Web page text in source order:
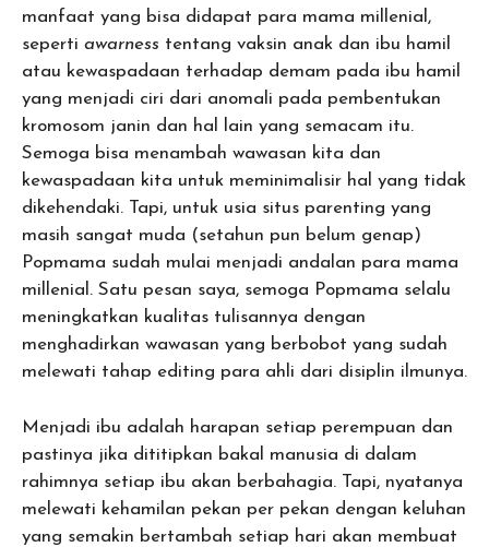
manfaat yang bisa didapat para mama millenial,
seperti awarness tentang vaksin anak dan ibu hamil
atau kewaspadaan terhadap demam pada ibu hamil
yang menjadi ciri dari anomali pada pembentukan
kromosom janin dan hal lain yang semacam itu.
Semoga bisa menambah wawasan kita dan
kewaspadaan kita untuk meminimalisir hal yang tidak
dikehendaki. Tapi, untuk usia situs parenting yang
masih sangat muda (setahun pun belum genap)
Popmama sudah mulai menjadi andalan para mama
millenial. Satu pesan saya, semoga Popmama selalu
meningkatkan kualitas tulisannya dengan
menghadirkan wawasan yang berbobot yang sudah
melewati tahap editing para ahli dari disiplin ilmunya.
Menjadi ibu adalah harapan setiap perempuan dan
pastinya jika dititipkan bakal manusia di dalam
rahimnya setiap ibu akan berbahagia. Tapi, nyatanya
melewati kehamilan pekan per pekan dengan keluhan
yang semakin bertambah setiap hari akan membuat